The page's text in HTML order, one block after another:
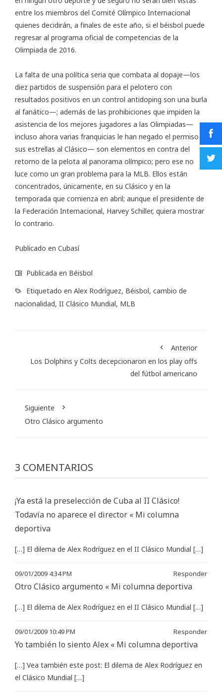
entre los miembros del Comité Olímpico Internacional
quienes decidirán, a finales de este año, si el béisbol puede
regresar al programa oficial de competencias de la
Olimpiada de 2016.
La falta de una política seria que combata al dopaje—los
diez partidos de suspensión para el pelotero con
resultados positivos en un control antidoping son una burla
al fanático—; además de las prohibiciones que impiden la
asistencia de los mejores jugadores a las Olimpiadas—
incluso ahora varias franquicias le han negado el permiso a
sus estrellas al Clásico— son elementos en contra del
retorno de la pelota al panorama olímpico; pero ese no
luce como un gran problema para la MLB. Ellos están
concentrados, únicamente, en su Clásico y en la
temporada que comienza en abril; aunque el presidente de
la Federación Internacional, Harvey Schiller, quiera mostrar
lo contrario.
Publicado en Cubasí
Publicada en Béisbol
Etiquetado en Alex Rodríguez, Béisbol, cambio de
nacionalidad, II Clásico Mundial, MLB
Anterior
Los Dolphins y Colts decepcionaron en los play offs
del fútbol americano
Siguiente
Otro Clásico argumento
3 COMENTARIOS
¡Ya está la preselección de Cuba al II Clásico!
Todavía no aparece el director « Mi columna
deportiva
[…] El dilema de Alex Rodríguez en el II Clásico Mundial […]
09/01/2009 4:34 PM Responder
Otro Clásico argumento « Mi columna deportiva
[…] El dilema de Alex Rodríguez en el II Clásico Mundial […]
09/01/2009 10:49 PM Responder
Yo también lo siento Alex « Mi columna deportiva
[…] Vea también este post: El dilema de Alex Rodríguez en
el Clásico Mundial […]